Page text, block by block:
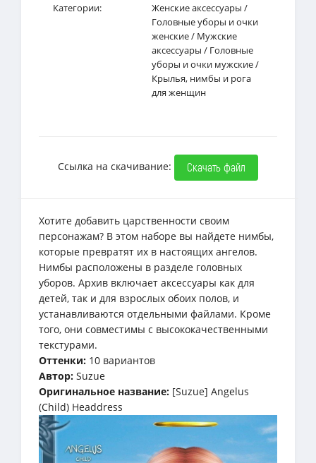
Категории: Женские аксессуары /
Головные уборы и очки
женские/ Мужские
аксессуары / Головные
уборы и очки мужские/
Крылья, нимбы и рога
для женщин
Ссылка на скачивание: Скачать файл
Хотите добавить царственности своим
персонажам? В этом наборе вы найдете нимбы,
которые превратят их в настоящих ангелов.
Нимбы расположены в разделе головных
уборов. Архив включает аксессуары как для
детей, так и для взрослых обоих полов, и
устанавливаются отдельными файлами. Кроме
того, они совместимы с высококачественными
текстурами.
Оттенки: 10 вариантов
Автор: Suzue
Оригинальное название: [Suzue] Angelus
(Child) Headdress